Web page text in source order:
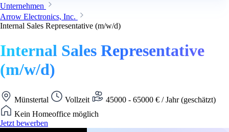
Unternehmen
Arrow Electronics, Inc.
Internal Sales Representative (m/w/d)
Internal Sales Representative
(m/w/d)
Münstertal Vollzeit
45000 - 65000 € / Jahr (geschätzt)
Kein Homeoffice möglich
Jetzt bewerben